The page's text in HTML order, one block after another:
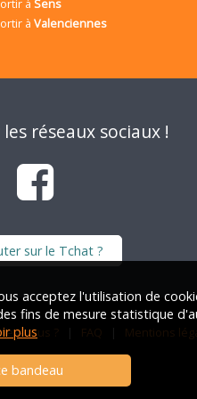
à Sens
à Valenciennes
réseaux sociaux !
sur le Tchat ?
nous ? | FAQ | Mentions
acceptez l'utilisation de
fins de mesure statistique
plus
bandeau